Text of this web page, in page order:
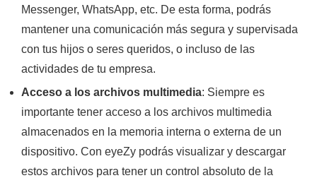
Messenger, WhatsApp, etc. De esta forma, podrás
mantener una comunicación más segura y supervisada
con tus hijos o seres queridos, o incluso de las
actividades de tu empresa.
Acceso a los archivos multimedia: Siempre es
importante tener acceso a los archivos multimedia
almacenados en la memoria interna o externa de un
dispositivo. Con eyeZy podrás visualizar y descargar
estos archivos para tener un control absoluto de la